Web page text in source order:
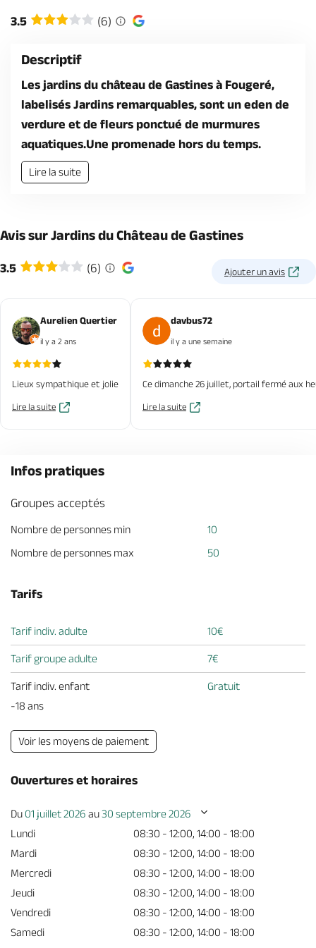
Brochures & Cartes Offices de tourisme Comment venir ? Ecrivez-nous
3.5 (6)
Descriptif
Les jardins du château de Gastines à Fougeré,
labelisés Jardins remarquables, sont un eden de
verdure et de fleurs ponctué de murmures
aquatiques.Une promenade hors du temps.
Lire la suite
Avis sur Jardins du Château de Gastines
3.5 (6) Ajouter un avis
Aurelien Quertier
il y a 2 ans
Lieux sympathique et jolie
Lire la suite
davbus72
il y a une semaine
Ce dimanche 26 juillet, portail fermé aux
Lire la suite
Infos pratiques
Groupes acceptés
Nombre de personnes min
10
Nombre de personnes max
50
Tarifs
Tarif indiv. adulte 10€
Tarif groupe adulte 7€
Tarif indiv. enfant
Gratuit
-18 ans
Voir les moyens de paiement
Ouvertures et horaires
Du 01 juillet 2026 au30 septembre 2026
Lundi
08:30 - 12:00, 14:00 - 18:00
Mardi
08:30 - 12:00, 14:00 - 18:00
Mercredi
08:30 - 12:00, 14:00 - 18:00
Jeudi
08:30 - 12:00, 14:00 - 18:00
Vendredi
08:30 - 12:00, 14:00 - 18:00
Samedi
08:30 - 12:00, 14:00 - 18:00